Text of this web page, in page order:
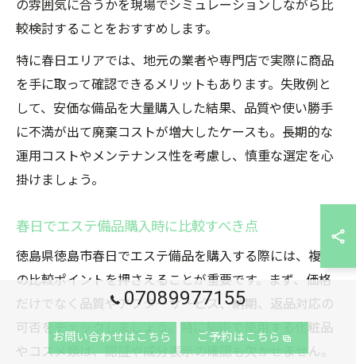
の雰囲気に合うかを現場でシミュレーションしながら比
較検討することをおすすめします。
特に春日エリアでは、地元の業者や専門店で実際に商品
を手に取って確認できるメリットもあります。失敗例と
して、安価な備品を大量購入した結果、品質や使い勝手
に不満が出て廃棄コストが増大したケースも。長期的な
運用コストやメンテナンス性を考慮し、慎重な選定を心
掛けましょう。
春日でエステ備品購入時に比較すべき点
徳島県徳島市春日でエステ備品を購入する際には、複数
の比較ポイントを押さえることが重要です。まず、価格
だけでなく品質やアフターサービス、納期、返品対応の
可否をチェックしましょう。特に施術で使用する化粧品
やコスメ類は、認証や成分表示の確認も欠かせません。
07089977155
お問い合わせはこちら ご予約はこちら